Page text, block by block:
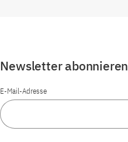
Newsletter abonnieren
E-Mail-Adresse